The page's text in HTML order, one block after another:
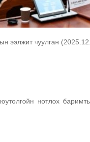
чуулган
нотлох